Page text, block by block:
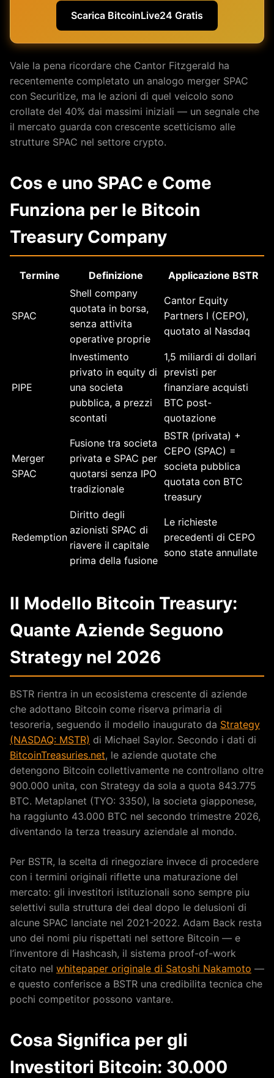
Scarica BitcoinLive24 Gratis
Vale la pena ricordare che Cantor Fitzgerald ha
recentemente completato un analogo merger SPAC
con Securitize, ma le azioni di quel veicolo sono
crollate del 40% dai massimi iniziali — un segnale che
il mercato guarda con crescente scetticismo alle
strutture SPAC nel settore crypto.
Cos e uno SPAC e Come
Funziona per le Bitcoin
Treasury Company
Termine Definizione Applicazione BSTR
SPAC
Shell company
quotata in borsa,
senza attivita
operative proprie
Cantor Equity
Partners I (CEPO),
quotato al Nasdaq
PIPE
Investimento
privato in equity di
una societa
pubblica, a prezzi
scontati
1,5 miliardi di dollari
previsti per
finanziare acquisti
BTC post-
quotazione
Merger
SPAC
Fusione tra societa
privata e SPAC per
quotarsi senza IPO
tradizionale
BSTR (privata) +
CEPO (SPAC) =
societa pubblica
quotata con BTC
treasury
Redemption
Diritto degli
azionisti SPAC di
riavere il capitale
prima della fusione
Le richieste
precedenti di CEPO
sono state annullate
Il Modello Bitcoin Treasury:
Quante Aziende Seguono
Strategy nel 2026
BSTR rientra in un ecosistema crescente di aziende
che adottano Bitcoin come riserva primaria di
tesoreria, seguendo il modello inaugurato da Strategy
(NASDAQ: MSTR) di Michael Saylor. Secondo i dati di
BitcoinTreasuries.net, le aziende quotate che
detengono Bitcoin collettivamente ne controllano oltre
900.000 unita, con Strategy da sola a quota 843.775
BTC. Metaplanet (TYO: 3350), la societa giapponese,
ha raggiunto 43.000 BTC nel secondo trimestre 2026,
diventando la terza treasury aziendale al mondo.
Per BSTR, la scelta di rinegoziare invece di procedere
con i termini originali riflette una maturazione del
mercato: gli investitori istituzionali sono sempre piu
selettivi sulla struttura dei deal dopo le delusioni di
alcune SPAC lanciate nel 2021-2022. Adam Back resta
uno dei nomi piu rispettati nel settore Bitcoin — e
l’inventore di Hashcash, il sistema proof-of-work
citato nel whitepaper originale di Satoshi Nakamoto —
e questo conferisce a BSTR una credibilita tecnica che
pochi competitor possono vantare.
Cosa Significa per gli
Investitori Bitcoin: 30.000